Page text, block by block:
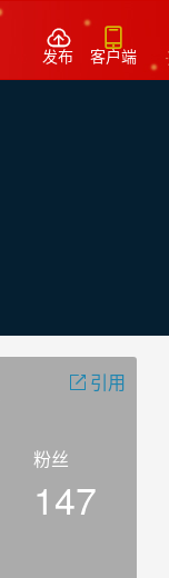

发布

客户端
 引用
粉丝
147